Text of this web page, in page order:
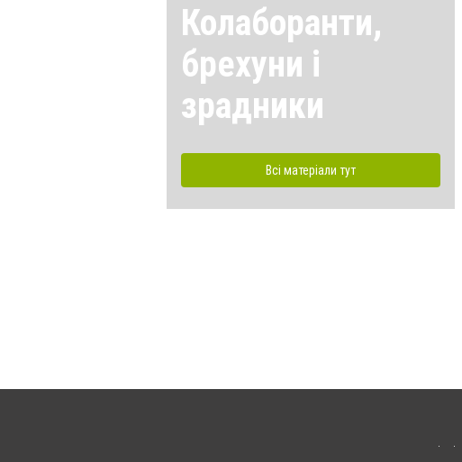
Колаборанти,
брехуни і
зрадники
Всі матеріали тут